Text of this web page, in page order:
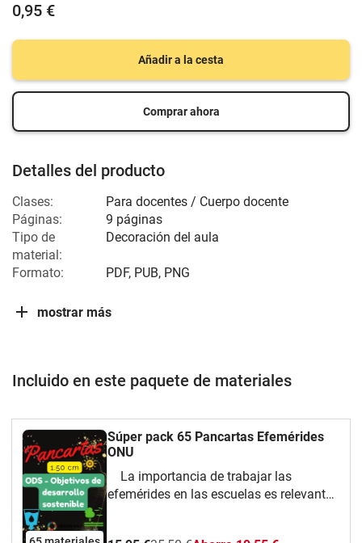
0,95 €
Añadir a la cesta
Comprar ahora
Detalles del producto
Clases:
Para docentes / Cuerpo docente
Páginas:
9 páginas
Tipo de
material:
Decoración del aula
Formato: PDF, PUB, PNG
mostrar más
Incluido en este paquete de materiales
Súper pack 65 Pancartas Efemérides
ONU
La importancia de trabajar las
efemérides en las escuelas es relevante